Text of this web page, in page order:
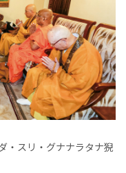
・スリ・グナナラタナ猊